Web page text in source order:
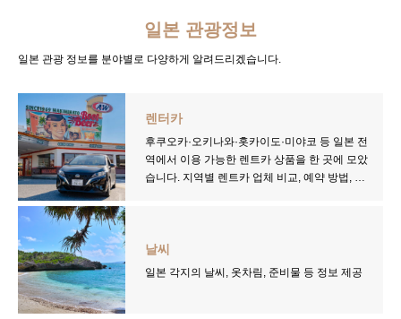
일본 관광정보
일본 관광 정보를 분야별로 다양하게 알려드리겠습니다.
렌터카
후쿠오카·오키나와·홋카이도·미야코 등 일본 전
역에서 이용 가능한 렌트카 상품을 한 곳에 모았
습니다. 지역별 렌트카 업체 비교, 예약 방법, 요
날씨
일본 각지의 날씨, 옷차림, 준비물 등 정보 제공